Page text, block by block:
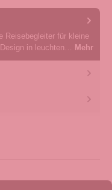
Reisebegleiter für kleine
in leuchten…
Mehr